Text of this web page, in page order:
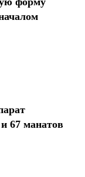
67 манатов